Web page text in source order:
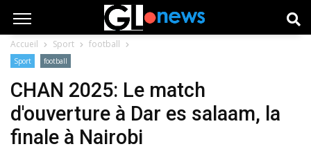
Accueil Sport football
Sport football
CHAN 2025: Le match
d'ouverture à Dar es salaam, la
finale à Nairobi